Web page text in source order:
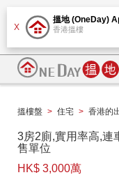
X
搵地 (OneDay)
香港搵樓
搵樓盤 > 住宅 > 香港的
3房2廁,實用率高,連
售單位
HK$ 3,000萬